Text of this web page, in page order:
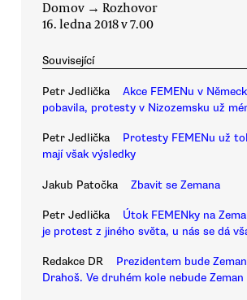
Domov → Rozhovor
16. ledna 2018 v 7.00
Související
Petr Jedlička
Akce FEMENu v
pobavila, protesty v Nizozemsku už
Petr Jedlička
Protesty FEMENu už
mají však výsledky
Jakub Patočka Zbavit se Zemana
Petr Jedlička
Útok FEMENky na
je protest z jiného světa, u nás se dá
Redakce DR
Prezidentem bude
Drahoš. Ve druhém kole nebude